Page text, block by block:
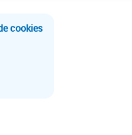
cookies